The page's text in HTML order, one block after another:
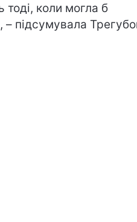
тоді, коли могла б
підсумувала